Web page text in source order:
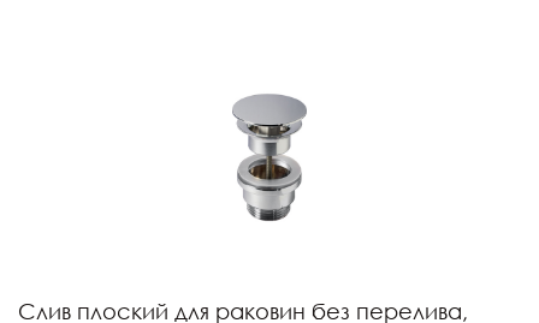
Слив плоский для раковин без перелива,